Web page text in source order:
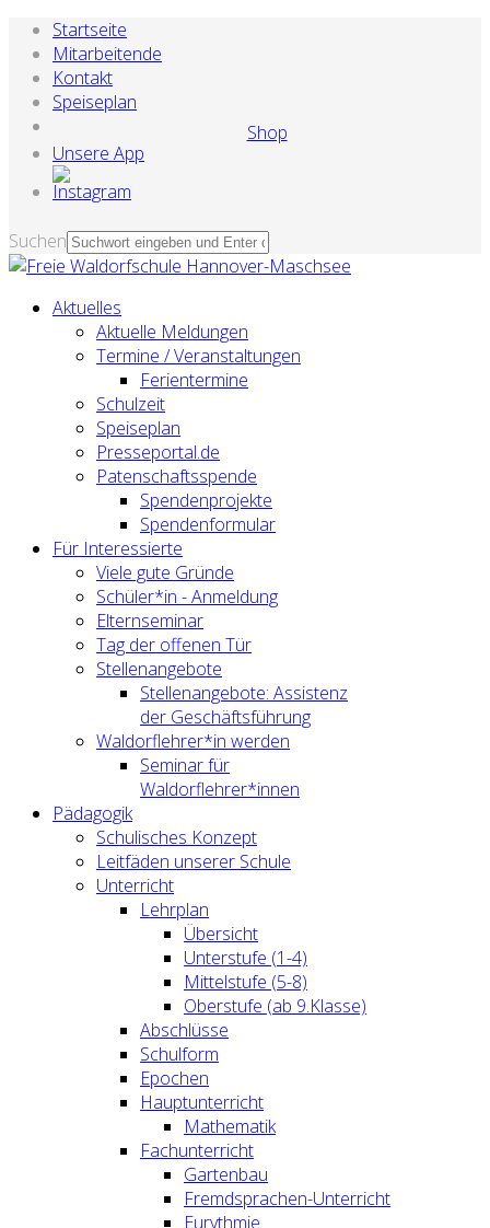
Startseite
Mitarbeitende
Kontakt
Speiseplan
Shop
Unsere App
Suchen
Aktuelles
Aktuelle Meldungen
Termine / Veranstaltungen
Ferientermine
Schulzeit
Speiseplan
Presseportal.de
Patenschaftsspende
Spendenprojekte
Spendenformular
Für Interessierte
Viele gute Gründe
Schüler*in - Anmeldung
Elternseminar
Tag der offenen Tür
Stellenangebote
Stellenangebote: Assistenz
der Geschäftsführung
Waldorflehrer*in werden
Seminar für
Waldorflehrer*innen
Pädagogik
Schulisches Konzept
Leitfäden unserer Schule
Unterricht
Lehrplan
Übersicht
Unterstufe (1-4)
Mittelstufe (5-8)
Oberstufe (ab 9.Klasse)
Abschlüsse
Schulform
Epochen
Hauptunterricht
Mathematik
Fachunterricht
Gartenbau
Fremdsprachen-Unterricht
Eurythmie